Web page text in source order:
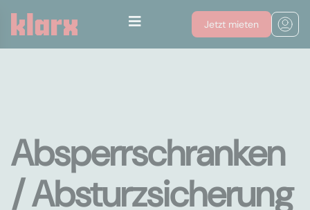
Jetzt mieten
Absperrschranken
/ Absturzsicherung